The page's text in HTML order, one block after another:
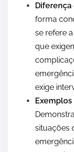
Diferença
forma
se refere
que
exige
situações